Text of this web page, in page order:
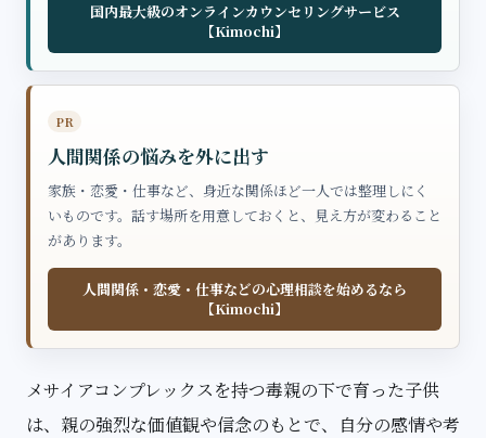
国内最大級のオンラインカウンセリングサービス
【Kimochi】
PR
人間関係の悩みを外に出す
家族・恋愛・仕事など、身近な関係ほど一人では整理しにく
いものです。話す場所を用意しておくと、見え方が変わること
があります。
人間関係・恋愛・仕事などの心理相談を始めるなら
【Kimochi】
メサイアコンプレックスを持つ毒親の下で育った子供
は、親の強烈な価値観や信念のもとで、自分の感情や考